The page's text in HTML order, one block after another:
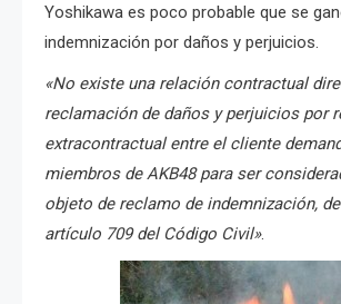
Yoshikawa es poco probable que se
indemnización por daños y perjuicios.
«No existe una relación contractual
reclamación de daños y perjuicios por
extracontractual entre el cliente
miembros de AKB48 para ser
objeto de reclamo de indemnización,
artículo 709 del Código Civil».